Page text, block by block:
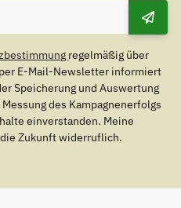
regelmäßig über
E-Mail-Newsletter informiert
Speicherung und Auswertung
des Kampagnenerfolgs
einverstanden. Meine
Zukunft widerruflich.